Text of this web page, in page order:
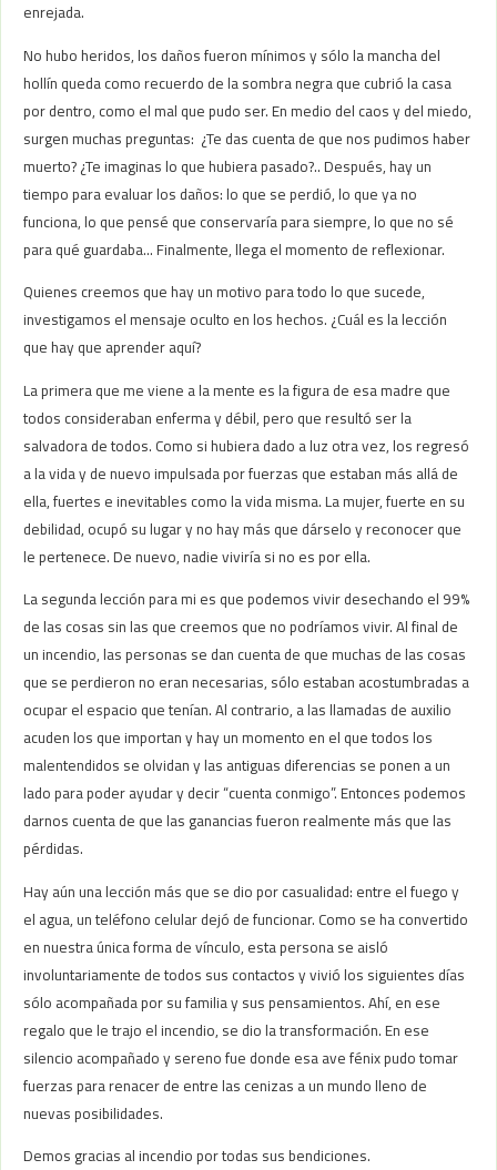
enrejada.
No hubo heridos, los daños fueron mínimos y sólo la mancha del
hollín queda como recuerdo de la sombra negra que cubrió la casa
por dentro, como el mal que pudo ser. En medio del caos y del miedo,
surgen muchas preguntas: ¿Te das cuenta de que nos pudimos haber
muerto? ¿Te imaginas lo que hubiera pasado?.. Después, hay un
tiempo para evaluar los daños: lo que se perdió, lo que ya no
funciona, lo que pensé que conservaría para siempre, lo que no sé
para qué guardaba… Finalmente, llega el momento de reflexionar.
Quienes creemos que hay un motivo para todo lo que sucede,
investigamos el mensaje oculto en los hechos. ¿Cuál es la lección
que hay que aprender aquí?
La primera que me viene a la mente es la figura de esa madre que
todos consideraban enferma y débil, pero que resultó ser la
salvadora de todos. Como si hubiera dado a luz otra vez, los regresó
a la vida y de nuevo impulsada por fuerzas que estaban más allá de
ella, fuertes e inevitables como la vida misma. La mujer, fuerte en su
debilidad, ocupó su lugar y no hay más que dárselo y reconocer que
le pertenece. De nuevo, nadie viviría si no es por ella.
La segunda lección para mi es que podemos vivir desechando el 99%
de las cosas sin las que creemos que no podríamos vivir. Al final de
un incendio, las personas se dan cuenta de que muchas de las cosas
que se perdieron no eran necesarias, sólo estaban acostumbradas a
ocupar el espacio que tenían. Al contrario, a las llamadas de auxilio
acuden los que importan y hay un momento en el que todos los
malentendidos se olvidan y las antiguas diferencias se ponen a un
lado para poder ayudar y decir “cuenta conmigo”. Entonces podemos
darnos cuenta de que las ganancias fueron realmente más que las
pérdidas.
Hay aún una lección más que se dio por casualidad: entre el fuego y
el agua, un teléfono celular dejó de funcionar. Como se ha convertido
en nuestra única forma de vínculo, esta persona se aisló
involuntariamente de todos sus contactos y vivió los siguientes días
sólo acompañada por su familia y sus pensamientos. Ahí, en ese
regalo que le trajo el incendio, se dio la transformación. En ese
silencio acompañado y sereno fue donde esa ave fénix pudo tomar
fuerzas para renacer de entre las cenizas a un mundo lleno de
nuevas posibilidades.
Demos gracias al incendio por todas sus bendiciones.